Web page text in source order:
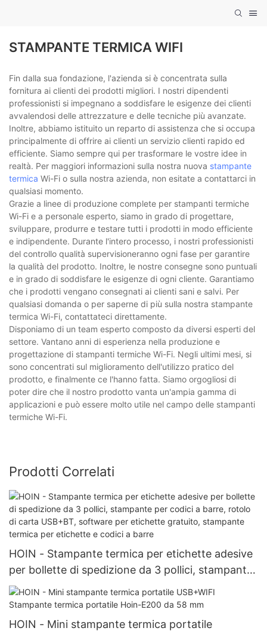
STAMPANTE TERMICA WIFI
Fin dalla sua fondazione, l'azienda si è concentrata sulla
fornitura ai clienti dei prodotti migliori. I nostri dipendenti
professionisti si impegnano a soddisfare le esigenze dei clienti
avvalendosi delle attrezzature e delle tecniche più avanzate.
Inoltre, abbiamo istituito un reparto di assistenza che si occupa
principalmente di offrire ai clienti un servizio clienti rapido ed
efficiente. Siamo sempre qui per trasformare le vostre idee in
realtà. Per maggiori informazioni sulla nostra nuova stampante
termica Wi-Fi o sulla nostra azienda, non esitate a contattarci in
qualsiasi momento.
Grazie a linee di produzione complete per stampanti termiche
Wi-Fi e a personale esperto, siamo in grado di progettare,
sviluppare, produrre e testare tutti i prodotti in modo efficiente
e indipendente. Durante l'intero processo, i nostri professionisti
del controllo qualità supervisioneranno ogni fase per garantire
la qualità del prodotto. Inoltre, le nostre consegne sono puntuali
e in grado di soddisfare le esigenze di ogni cliente. Garantiamo
che i prodotti vengano consegnati ai clienti sani e salvi. Per
qualsiasi domanda o per saperne di più sulla nostra stampante
termica Wi-Fi, contattateci direttamente.
Disponiamo di un team esperto composto da diversi esperti del
settore. Vantano anni di esperienza nella produzione e
progettazione di stampanti termiche Wi-Fi. Negli ultimi mesi, si
sono concentrati sul miglioramento dell'utilizzo pratico del
prodotto, e finalmente ce l'hanno fatta. Siamo orgogliosi di
poter dire che il nostro prodotto vanta un'ampia gamma di
applicazioni e può essere molto utile nel campo delle stampanti
termiche Wi-Fi.
Prodotti Correlati
HOIN - Stampante termica per etichette adesive
per bollette di spedizione da 3 pollici, stampante
per codici a barre, rotolo di carta USB+BT,
software per etichette gratuito, stampante
termica per etichette e codici a barre
HOIN - Mini stampante termica portatile